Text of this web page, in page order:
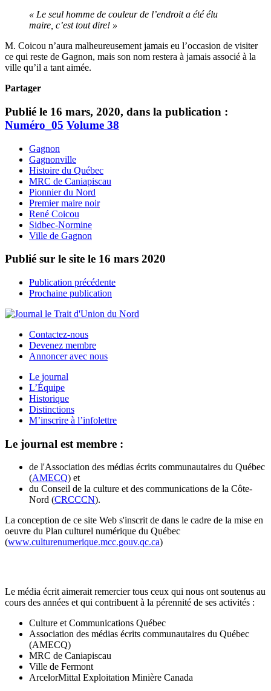
« Le seul homme de couleur de l’endroit a été élu
maire, c’est tout dire! »
M. Coicou n’aura malheureusement jamais eu l’occasion de visiter
ce qui reste de Gagnon, mais son nom restera à jamais associé à la
ville qu’il a tant aimée.
Partager
Publié le 16 mars, 2020, dans la publication :
Numéro_05 Volume 38
Gagnon
Gagnonville
Histoire du Québec
MRC de Caniapiscau
Pionnier du Nord
Premier maire noir
René Coicou
Sidbec-Normine
Ville de Gagnon
Publié sur le site le 16 mars 2020
Publication précédente
Prochaine publication
Contactez-nous
Devenez membre
Annoncer avec nous
Le journal
L’Équipe
Historique
Distinctions
M’inscrire à l’infolettre
Le journal est membre :
de l'Association des médias écrits communautaires du Québec
(AMECQ) et
du Conseil de la culture et des communications de la Côte-
Nord (CRCCCN).
La conception de ce site Web s'inscrit de dans le cadre de la mise en
oeuvre du Plan culturel numérique du Québec
(www.culturenumerique.mcc.gouv.qc.ca)
Le média écrit aimerait remercier tous ceux qui nous ont soutenus au
cours des années et qui contribuent à la pérennité de ses activités :
Culture et Communications Québec
Association des médias écrits communautaires du Québec
(AMECQ)
MRC de Caniapiscau
Ville de Fermont
ArcelorMittal Exploitation Minière Canada